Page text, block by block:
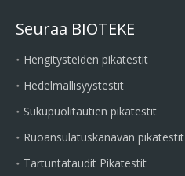
Seuraa BIOTEKE
Hengitysteiden pikatestit
Hedelmällisyystestit
Sukupuolitautien pikatestit
Ruoansulatuskanavan pikatestit
Tartuntataudit Pikatestit